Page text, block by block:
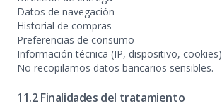
Datos de navegación
Historial de compras
Preferencias de consumo
Información técnica (IP, dispositivo, cookies)
No recopilamos datos bancarios sensibles.
11.2 Finalidades del tratamiento